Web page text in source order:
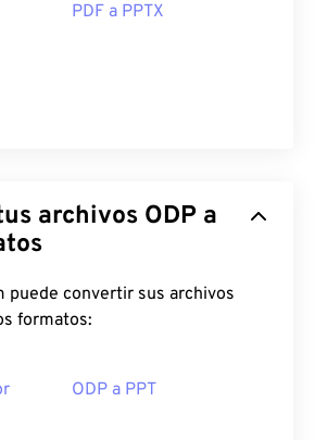
PDF a PPTX
ODP a
puede convertir sus archivos
formatos:
ODP a PPT